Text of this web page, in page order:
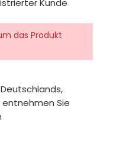
Kunde
das Produkt
Sie